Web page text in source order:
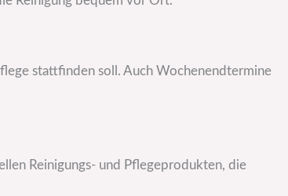
stattfinden soll. Auch Wochenendtermine
Reinigungs- und Pflegeprodukten, die